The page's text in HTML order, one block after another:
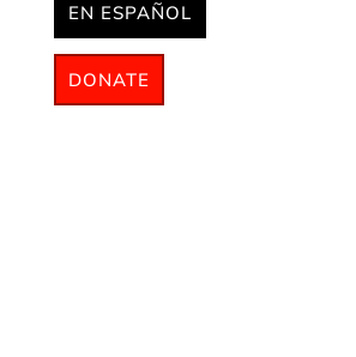
EN ESPAÑOL
DONATE